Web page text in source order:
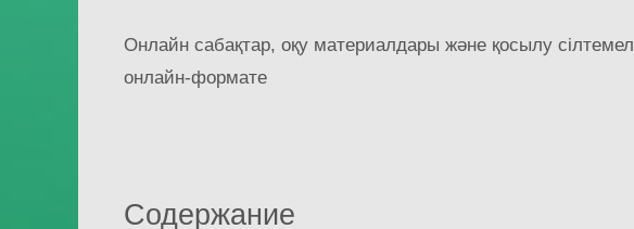
Онлайн сабақтар, оқу материалдары және қосылу
онлайн-формате
Содержание